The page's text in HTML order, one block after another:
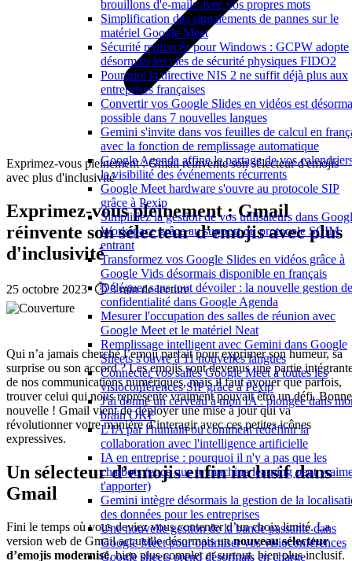
brouillons d'e-mails avec vos propres mots
Simplification des signalements de pannes sur le
matériel Google Meet
Sécurité renforcée pour Windows : GCPW adopte
désormais les clés de sécurité physiques FIDO2
Pourquoi la directive NIS 2 ne suffit déjà plus aux
entreprises françaises
Convertir vos Google Slides en vidéos est
possible dans 7 nouvelles langues
Gemini s'invite dans vos feuilles de calcul en
avec la fonction de remplissage automatique
Google Agenda affine le partage de vos
la visibilité des événements récurrents
Google Meet hardware s'ouvre au protocole SIP
grâce à Pexip
Simplifiez la gestion de vos utilisateurs dans
Workspace grâce au support du protocole SCIM
entrant
Transformez vos Google Slides en vidéos grâce à
Google Vids désormais disponible en français
Déléguer sans tout dévoiler : la nouvelle gestion
confidentialité dans Google Agenda
Mesurer l'occupation des salles de réunion avec
Google Meet et le matériel Neat
Remplissage intelligent avec Gemini dans Google
Sheets s'ouvre à 11 nouvelles langues
Connecter vos salles Google Meet à toutes les
visioconférences SIP grâce à Pexip
J'ai donné un cerveau à mon IA : plongée dans
brain OKF
L'IA par l'humain ou comment redéfinir la
collaboration avec l'intelligence artificielle
IA en entreprise : pourquoi il n'y a pas que les
chatbots (et ce que le machine learning peut
t'apporter)
Gemini intègre désormais la gestion de la
des données pour les entreprises
Une nouvelle gestion de la bande passante dans
Google Meet pour optimiser vos visioconférences
Google sheets prend désormais en charge
Exprimez-vous pleinement : Gmail réinvente son sélecteur d'emojis
avec plus d'inclusivité
Exprimez-vous pleinement : Gmail
réinvente son sélecteur d'emojis avec plus
d'inclusivité
25 octobre 2023· ⏱️ 3 min de lecture
Qui n’a jamais cherché l’emoji parfait pour exprimer son humeur, sa
surprise ou son accord ? Les emojis sont devenus une partie
de nos communications numériques, mais il faut avouer que parfois,
trouver celui qui nous représente vraiment pouvait être un défi. Bonne
nouvelle ! Gmail vient de déployer une mise à jour qui va
révolutionner votre manière d’interagir avec ces petites icônes
expressives.
Un sélecteur d’emojis enfin inclusif dans
Gmail
Fini le temps où vous deviez vous contenter d’un choix limité. La
version web de Gmail accueille désormais unnouveau sélecteur
d’emojis modernisé, bien plus complet et surtout, bien plus inclusif.